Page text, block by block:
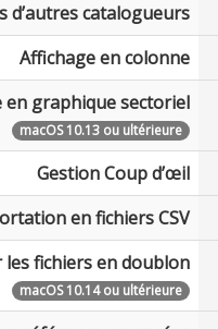
d’autres catalogueurs
Affichage en colonne
en graphique sectoriel
macOS 10.13 ou ultérieure
Gestion Coup d’œil
en fichiers CSV
les fichiers en doublon
macOS 10.14 ou ultérieure